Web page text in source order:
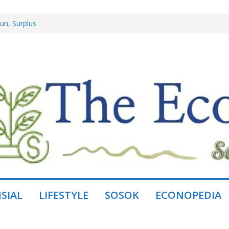
Surplus
dan
Daya Beli
LIFESTYLE SOSOK ECONOPEDIA